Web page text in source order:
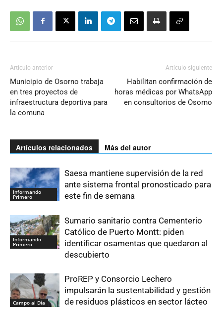
Artículo anterior
Municipio de Osorno trabaja
en tres proyectos de
infraestructura deportiva para
la comuna
Artículo siguiente
Habilitan confirmación de
horas médicas por WhatsApp
en consultorios de Osorno
Artículos relacionados Más del autor
Informando
Primero
Saesa mantiene supervisión de la red
ante sistema frontal pronosticado para
este fin de semana
Informando
Primero
Sumario sanitario contra Cementerio
Católico de Puerto Montt: piden
identificar osamentas que quedaron al
descubierto
Campo al Día
ProREP y Consorcio Lechero
impulsarán la sustentabilidad y gestión
de residuos plásticos en sector lácteo